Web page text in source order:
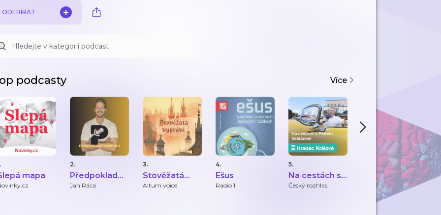
ODEBÍRAT
podcasty Více
mapa
2.
Předpoklad
úspěchu - život
Jan Ráca
3.
Stověžatá
vypráví
Altum voice
4.
Ešus
Radio 1
5.
Na cestách s
Petrem
Český rozhlas
Letecký
Podcast
fly Rosta
7.